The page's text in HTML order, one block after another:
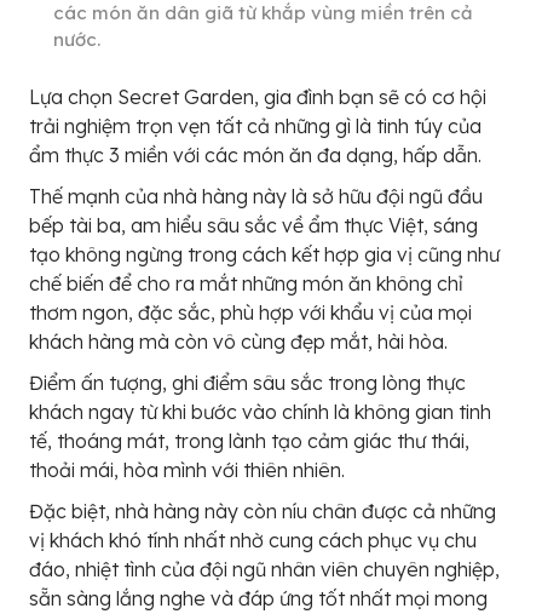
các món ăn dân giã từ khắp vùng miền trên cả
nước.
Lựa chọn Secret Garden, gia đình bạn sẽ có cơ hội
trải nghiệm trọn vẹn tất cả những gì là tinh túy của
ẩm thực 3 miền với các món ăn đa dạng, hấp dẫn.
Thế mạnh của nhà hàng này là sở hữu đội ngũ đầu
bếp tài ba, am hiểu sâu sắc về ẩm thực Việt, sáng
tạo không ngừng trong cách kết hợp gia vị cũng như
chế biến để cho ra mắt những món ăn không chỉ
thơm ngon, đặc sắc, phù hợp với khẩu vị của mọi
khách hàng mà còn vô cùng đẹp mắt, hài hòa.
Điểm ấn tượng, ghi điểm sâu sắc trong lòng thực
khách ngay từ khi bước vào chính là không gian tinh
tế, thoáng mát, trong lành tạo cảm giác thư thái,
thoải mái, hòa mình với thiên nhiên.
Đặc biệt, nhà hàng này còn níu chân được cả những
vị khách khó tính nhất nhờ cung cách phục vụ chu
đáo, nhiệt tình của đội ngũ nhân viên chuyên nghiệp,
sẵn sàng lắng nghe và đáp ứng tốt nhất mọi mong